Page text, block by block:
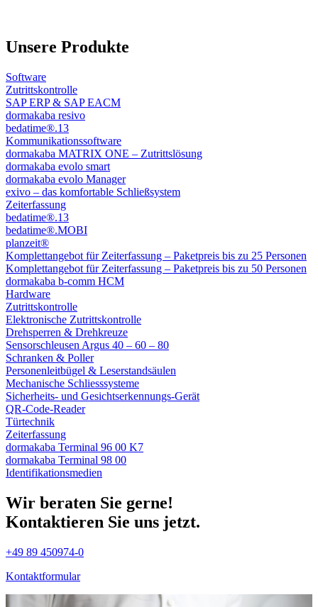
Unsere Produkte
Software
Zutrittskontrolle
SAP ERP & SAP EACM
dormakaba resivo
bedatime®.13
Kommunikationssoftware
dormakaba MATRIX ONE – Zutrittslösung
dormakaba evolo smart
dormakaba evolo Manager
exivo – das komfortable Schließsystem
Zeiterfassung
bedatime®.13
bedatime®.MOBI
planzeit®
Komplettangebot für Zeiterfassung – Paketpreis bis zu 25 Personen
Komplettangebot für Zeiterfassung – Paketpreis bis zu 50 Personen
dormakaba b-comm HCM
Hardware
Zutrittskontrolle
Elektronische Zutrittskontrolle
Drehsperren & Drehkreuze
Sensorschleusen Argus 40 – 60 – 80
Schranken & Poller
Personenleitbügel & Leserstandsäulen
Mechanische Schliess­systeme
Sicherheits- und Gesichtserkennungs-Gerät
QR-Code-Reader
Türtechnik
Zeiterfassung
dormakaba Terminal 96 00 K7
dormakaba Terminal 98 00
Identifikations­medien
Wir beraten Sie gerne!
Kontaktieren Sie uns jetzt.
+49 89 450974-0
Kontaktformular